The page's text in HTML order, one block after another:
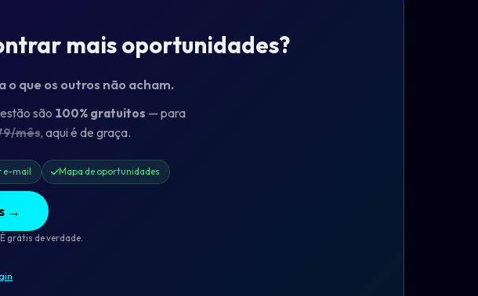
mais oportunidades?
o que os outros não acham.
são 100% gratuitos — para
mês, aqui é de graça.
e-mail Mapa de oportunidades
→
grátis de verdade.